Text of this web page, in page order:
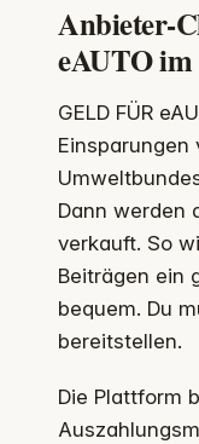
Anbieter-
eAUTO im
GELD FÜR
Einsparungen
Dann werden
verkauft. So
Beiträgen ein
bequem. Du
bereitstellen.
Die Plattform